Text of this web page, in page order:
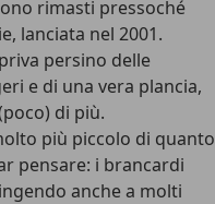
rimasti pressoché
lanciata nel 2001.
persino delle
e di una vera plancia,
di più.
più piccolo di quanto
pensare: i brancardi
anche a molti